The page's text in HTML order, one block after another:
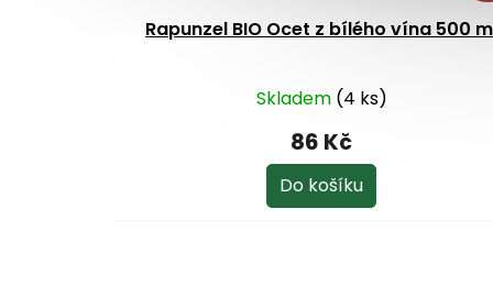
Rapunzel BIO Ocet z bílého vína 500
Skladem (4 ks)
86 Kč
Do košíku